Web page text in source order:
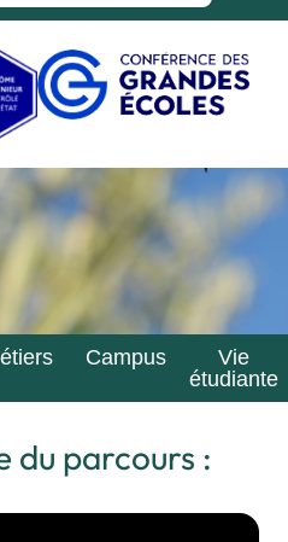
Campus
Vie
étudiante
du parcours :